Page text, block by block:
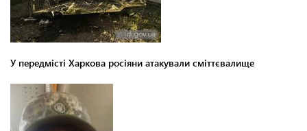
У передмісті Харкова росіяни атакували сміттєвалище